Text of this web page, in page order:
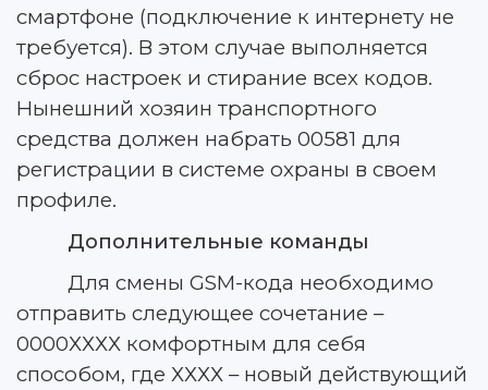
смартфоне (подключение к интернету не
требуется). В этом случае выполняется
сброс настроек и стирание всех кодов.
Нынешний хозяин транспортного
средства должен набрать 00581 для
регистрации в системе охраны в своем
профиле.
Дополнительные команды
Для смены GSM-кода необходимо
отправить следующее сочетание –
0000ХХХХ комфортным для себя
способом, где ХХХХ – новый действующий